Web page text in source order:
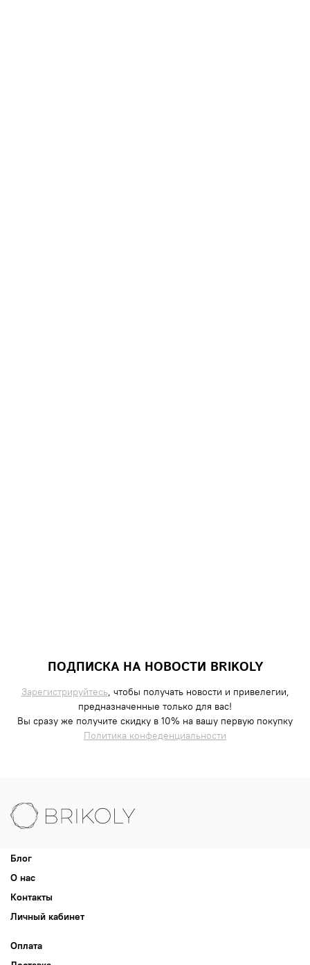
ПОДПИСКА НА НОВОСТИ BRIKOLY
Зарегистрируйтесь, чтобы получать новости и привелегии,
предназначенные только для вас!
Вы сразу же получите скидку в 10% на вашу первую покупку
Политика конфеденциальности
Блог
О нас
Контакты
Личный кабинет
Оплата